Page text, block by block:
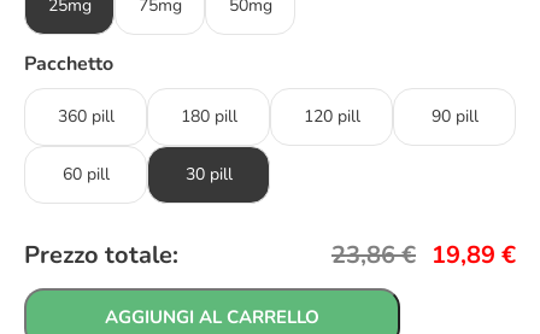
25mg 75mg 50mg
Pacchetto
360 pill 180 pill 120 pill 90 pill
60 pill 30 pill
Prezzo totale: 23,86€ 19,89 €
AGGIUNGI AL CARRELLO